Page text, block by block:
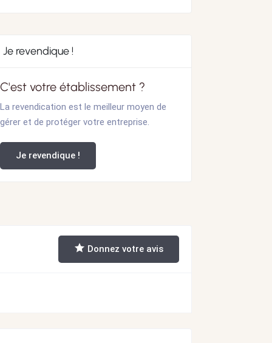
Je revendique !
C'est votre établissement ?
La revendication est le meilleur moyen de
gérer et de protéger votre entreprise.
Je revendique !
Donnez votre avis